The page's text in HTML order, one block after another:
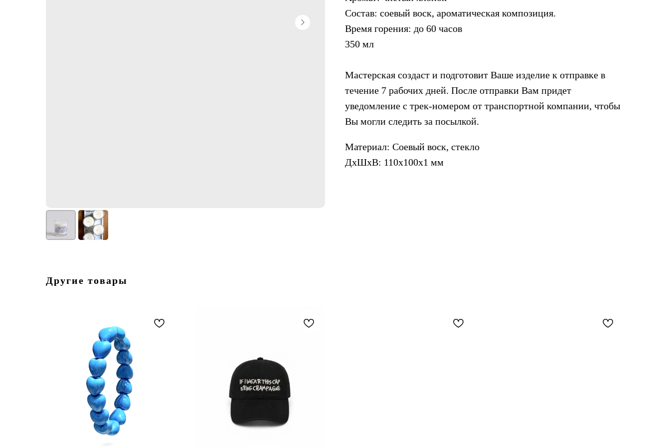
Состав: соевый воск, ароматическая композиция.
Время горения: до 60 часов
350 мл
Мастерская создаст и подготовит Ваше изделие к отправке в
течение 7 рабочих дней. После отправки Вам придет
уведомление с трек-номером от транспортной компании, чтобы
Вы могли следить за посылкой.
Материал: Соевый воск, стекло
ДxШxВ: 110x100x1 мм
Другие товары